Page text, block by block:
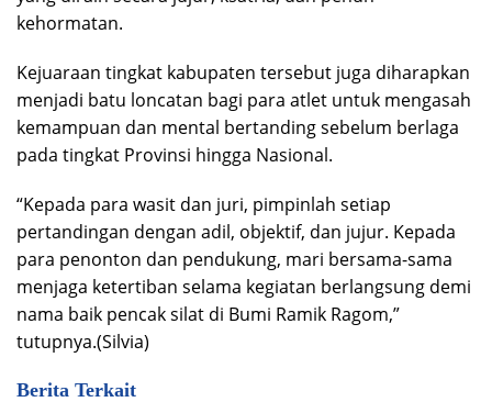
kehormatan.
Kejuaraan tingkat kabupaten tersebut juga diharapkan
menjadi batu loncatan bagi para atlet untuk mengasah
kemampuan dan mental bertanding sebelum berlaga
pada tingkat Provinsi hingga Nasional.
“Kepada para wasit dan juri, pimpinlah setiap
pertandingan dengan adil, objektif, dan jujur. Kepada
para penonton dan pendukung, mari bersama-sama
menjaga ketertiban selama kegiatan berlangsung demi
nama baik pencak silat di Bumi Ramik Ragom,”
tutupnya.(Silvia)
Berita Terkait